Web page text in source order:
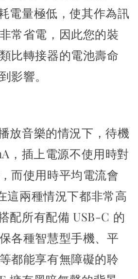
電量極低，使其作為訊
常省電， 因此您的裝
比轉接器的電池壽命
影響。
放音樂的情況下，待機
， 插上電源不使用時對
而使用時平均電流會
這兩種情況下都非常高
配所有配備 USB-C 的
各種智慧型手機、平
都能享有無障礙的聆